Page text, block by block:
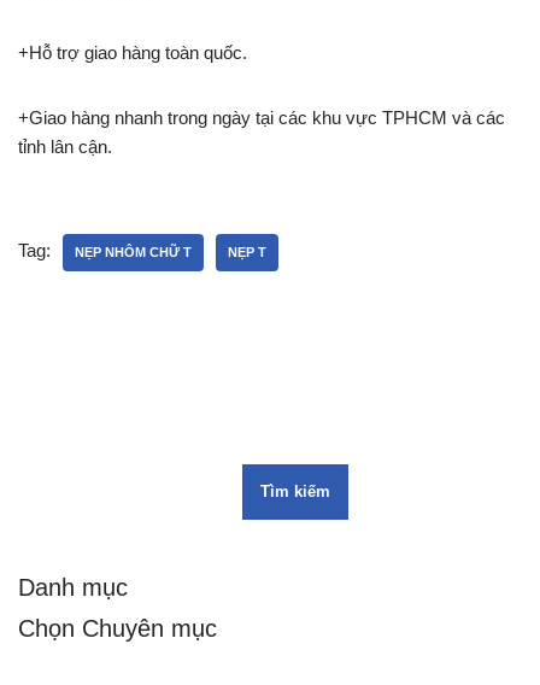
+Hỗ trợ giao hàng toàn quốc.
+Giao hàng nhanh trong ngày tại các khu vực TPHCM và các
tỉnh lân cận.
Tag: NẸP NHÔM CHỮ T NẸP T
Tìm kiếm
Danh mục